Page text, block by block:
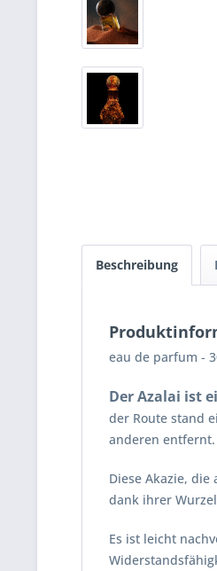
Beschreibung
eau de parfum -
Der Azalai ist
der Route stand
anderen entfernt.
Diese Akazie,
dank ihrer
Es ist leicht